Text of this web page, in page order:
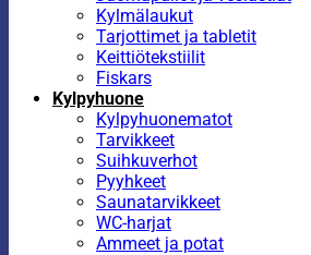
Kylmälaukut
Tarjottimet ja tabletit
Keittiötekstiilit
Fiskars
Kylpyhuone
Kylpyhuonematot
Tarvikkeet
Suihkuverhot
Pyyhkeet
Saunatarvikkeet
WC-harjat
Ammeet ja potat